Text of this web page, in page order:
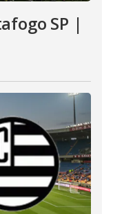
SP |